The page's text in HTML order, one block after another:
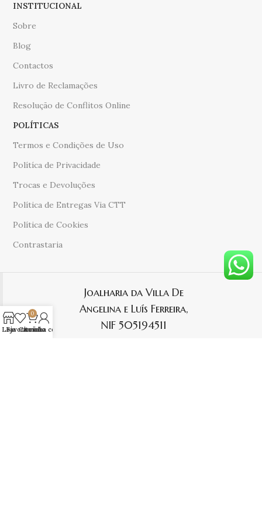
INSTITUCIONAL
Sobre
Blog
Contactos
Livro de Reclamações
Resolução de Conflitos Online
POLÍTICAS
Termos e Condições de Uso
Polítíca de Privacidade
Trocas e Devoluções
Política de Entregas Via CTT
Política de Cookies
Contrastaria
Joalharia da Villa De
Angelina e Luís Ferreira,
NIF 505194511
Loja
Favoritos
0
Carrinho
A minha conta